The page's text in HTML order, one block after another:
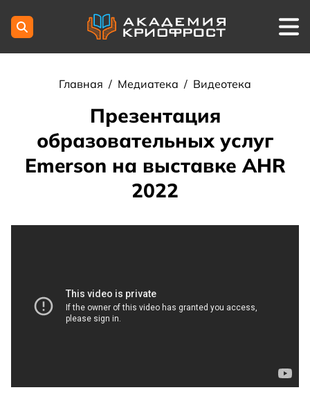
Главная / Медиатека / Видеотека
Презентация
образовательных услуг
Emerson на выставке AHR
2022